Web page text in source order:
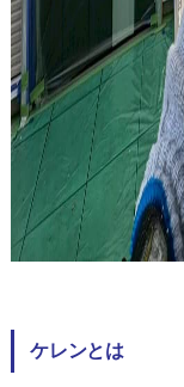
ケレンとは